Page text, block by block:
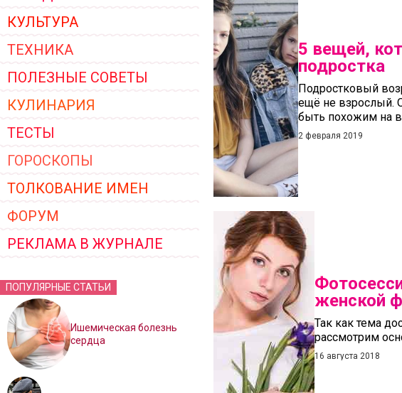
КУЛЬТУРА
ТЕХНИКА
ПОЛЕЗНЫЕ СОВЕТЫ
КУЛИНАРИЯ
ТЕСТЫ
ГОРОСКОПЫ
ТОЛКОВАНИЕ ИМЕН
ФОРУМ
РЕКЛАМА В ЖУРНАЛЕ
ПОПУЛЯРНЫЕ СТАТЬИ
Ишемическая болезнь
сердца
5 вещей,
подростка
Подростковый
ещё не взрослый.
быть похожим на
2 февраля 2019
женской
Так как тема
рассмотрим
16 августа 2018